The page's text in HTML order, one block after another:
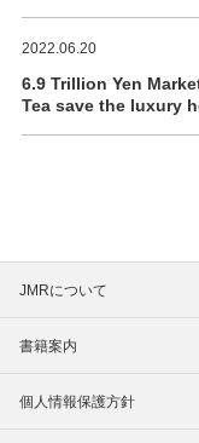
2022.06.20
6.9 Trillion Yen
Tea save the luxury
JMRについて
書籍案内
個人情報保護方針